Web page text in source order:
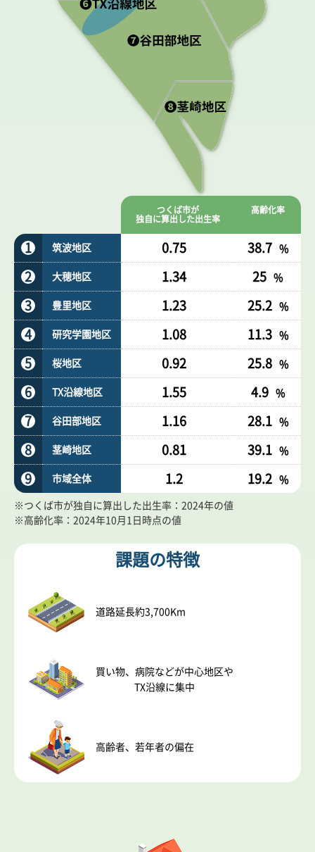
つくば市が
独自に算出した出生率
高齢化率
1 筑波地区 0.75 38.7 %
2 大穂地区 1.34 25 %
3 豊里地区 1.23 25.2 %
4 研究学園地区 1.08 11.3 %
5 桜地区 0.92 25.8 %
6 TX沿線地区 1.55 4.9 %
7 谷田部地区 1.16 28.1 %
8 茎崎地区 0.81 39.1 %
9 市域全体 1.2 19.2 %
※つくば市が独自に算出した出生率： 2024年の値
※高齢化率： 2024年10月1日時点の値
課題の特徴
道路延長約3,700Km
買い物、病院などが中心地区や
TX沿線に集中
高齢者、若年者の偏在